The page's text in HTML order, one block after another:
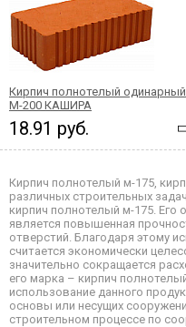
Кирпич полнотелый одинарный
М-200 КАШИРА
18.91 руб.
Кирпич полнотелый м-175,
различных строительных
кирпич полнотелый м-175. Его
является повышенная
отверстий. Благодаря этому
считается экономически
значительно сокращается
его марка – кирпич
использование данного
основы или несущих
строительном процессе по